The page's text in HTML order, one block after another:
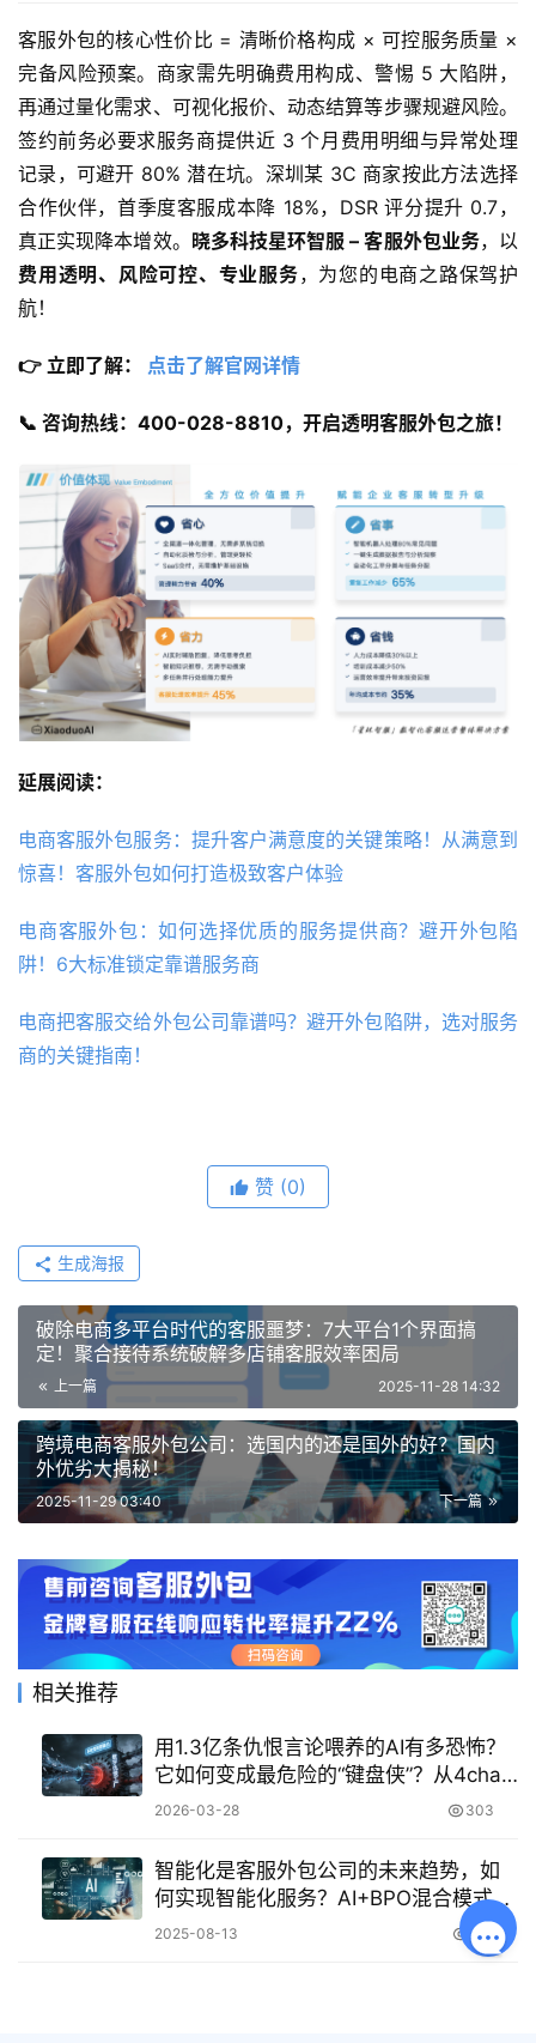
客服外包的核心性价比 = 清晰价格构成 × 可控服务质量 ×
完备风险预案。商家需先明确费用构成、警惕 5 大陷阱，
再通过量化需求、可视化报价、动态结算等步骤规避风险。
签约前务必要求服务商提供近 3 个月费用明细与异常处理
记录，可避开 80% 潜在坑。深圳某 3C 商家按此方法选择
合作伙伴，首季度客服成本降 18%，DSR 评分提升 0.7，
真正实现降本增效。 晓多科技星环智服 – 客服外包业务，以
费用透明、风险可控、专业服务，为您的电商之路保驾护
航！
👉 立即了解： 点击了解官网详情
📞 咨询热线：400-028-8810，开启透明客服外包之旅！
延展阅读：
电商客服外包服务：提升客户满意度的关键策略！从满意到
惊喜！客服外包如何打造极致客户体验
电商客服外包：如何选择优质的服务提供商？避开外包陷
阱！6大标准锁定靠谱服务商
电商把客服交给外包公司靠谱吗？避开外包陷阱，选对服务
商的关键指南！
赞 (0)
生成海报
破除电商多平台时代的客服噩梦：7大平台1个界面搞
定！聚合接待系统破解多店铺客服效率困局
上一篇 2025-11-28 14:32
跨境电商客服外包公司：选国内的还是国外的好？国内
外优劣大揭秘！
下一篇
2025-11-29 03:40
相关推荐
用1.3亿条仇恨言论喂养的AI有多恐怖？
它如何变成最危险的“键盘侠”？从4chan
毒源到每分钟120条恶意输出，拆解“AI怪
2026-03-28 303
智能化是客服外包公司的未来趋势，如
何实现智能化服务？AI+BPO混合模式大
爆发！3步打造「会思考」的客服外包体
2025-08-13 571